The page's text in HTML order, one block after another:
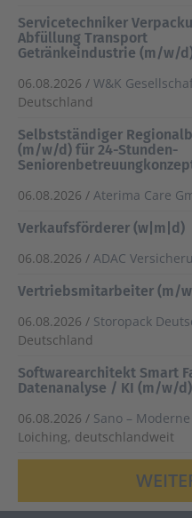
Servicetechniker
Abfüllung Transport
Getränkeindustrie (m/w/
06.08.2026 / W&K
Deutschland
Selbstständiger
(m/w/d) für 24-Stunden-
06.08.2026 / Aterima Care
Verkaufsförderer (w|m|d)
06.08.2026 / ADAC
Vertriebsmitarbeiter (m/
06.08.2026 / Storopack
Deutschland
Softwarearchitekt Smart
Datenanalyse / KI (m/w/d)
06.08.2026 / Sano –
Loiching, deutschlandweit